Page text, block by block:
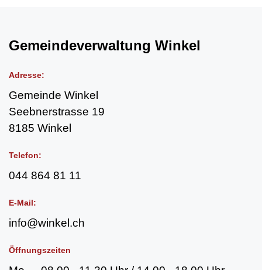
Adresse:
Gemeinde Winkel
Seebnerstrasse 19
8185 Winkel
Telefon:
044 864 81 11
E-Mail:
info@winkel.ch
Öffnungszeiten